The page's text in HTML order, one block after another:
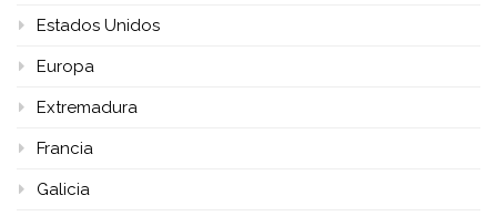
Estados Unidos
Europa
Extremadura
Francia
Galicia